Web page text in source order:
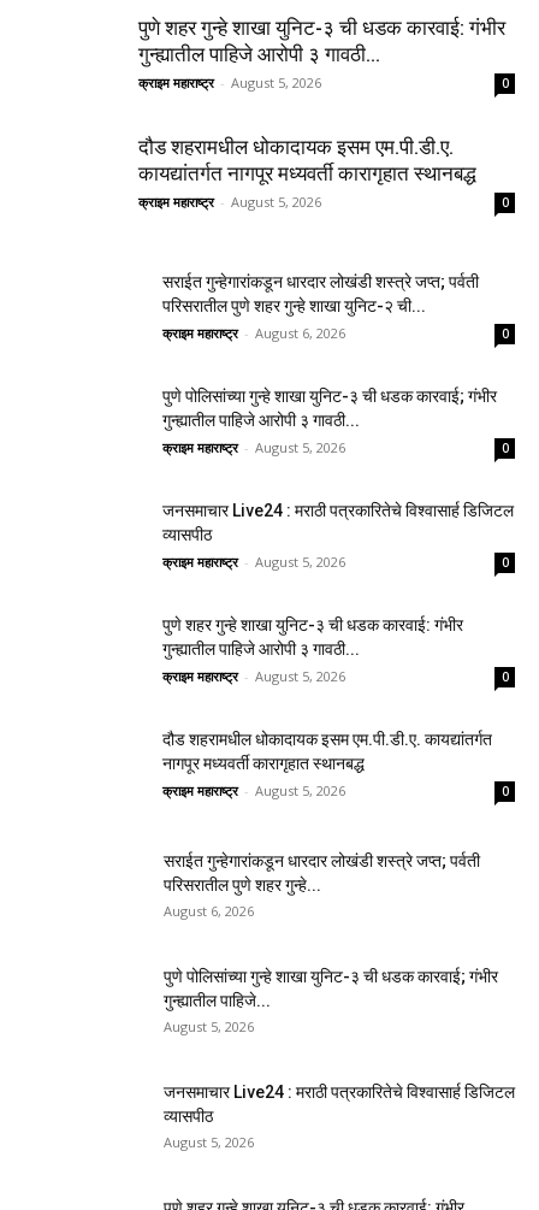
पुणे शहर गुन्हे शाखा युनिट-३ ची धडक कारवाई: गंभीर
गुन्ह्यातील पाहिजे आरोपी ३ गावठी...
क्राइम महाराष्ट्र - August 5, 2026 0
दौड शहरामधील धोकादायक इसम एम.पी.डी.ए.
कायद्यांतर्गत नागपूर मध्यवर्ती कारागृहात स्थानबद्ध
क्राइम महाराष्ट्र - August 5, 2026 0
सराईत गुन्हेगारांकडून धारदार लोखंडी शस्त्रे जप्त; पर्वती
परिसरातील पुणे शहर गुन्हे शाखा युनिट-२ ची...
क्राइम महाराष्ट्र - August 6, 2026 0
पुणे पोलिसांच्या गुन्हे शाखा युनिट-३ ची धडक कारवाई; गंभीर
गुन्ह्यातील पाहिजे आरोपी ३ गावठी...
क्राइम महाराष्ट्र - August 5, 2026 0
जनसमाचार Live24 : मराठी पत्रकारितेचे विश्वासार्ह डिजिटल
व्यासपीठ
क्राइम महाराष्ट्र - August 5, 2026 0
पुणे शहर गुन्हे शाखा युनिट-३ ची धडक कारवाई: गंभीर
गुन्ह्यातील पाहिजे आरोपी ३ गावठी...
क्राइम महाराष्ट्र - August 5, 2026 0
दौड शहरामधील धोकादायक इसम एम.पी.डी.ए. कायद्यांतर्गत
नागपूर मध्यवर्ती कारागृहात स्थानबद्ध
क्राइम महाराष्ट्र - August 5, 2026 0
सराईत गुन्हेगारांकडून धारदार लोखंडी शस्त्रे जप्त; पर्वती
परिसरातील पुणे शहर गुन्हे...
August 6, 2026
पुणे पोलिसांच्या गुन्हे शाखा युनिट-३ ची धडक कारवाई; गंभीर
गुन्ह्यातील पाहिजे...
August 5, 2026
जनसमाचार Live24 : मराठी पत्रकारितेचे विश्वासार्ह डिजिटल
व्यासपीठ
August 5, 2026